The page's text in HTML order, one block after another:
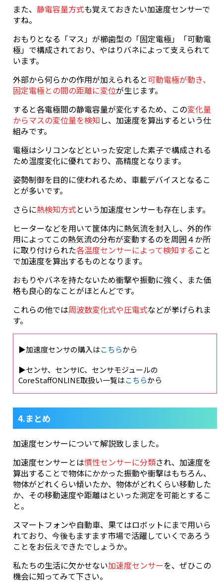
また、 静電容量方式も覚えておきたい加速度センサーで
すね。
おもりとなる「マス」が櫛歯型の「固定電極」「可動電
極」で構成されており、やはりバネによって支えられて
います。
外部から何らかの作用が加えられると可動電極が動き、
固定電極との間の距離に変位が生じます。
すると各電極間の静電容量が変化するため、この変化量
からマスの変位量を検知し、加速度を算出するという仕
組みです。
電極はシリコンなどといった安定した素子で構成される
ため温度変化に優れており、高精度となります。
姿勢制御を目的に使われるため、車載デバイスとなるこ
とが多いです。
さらに熱検知方式という加速度センサーも存在します。
ヒーターなどを用いて筐体内に熱気流を封入し、外的作
用によってこの熱気流の分布が変動するのを周囲４か所
に取り付けられた各温度センサーによって検知すること
で加速度を算出するものとなります。
おもりやバネを持たないため衝撃や振動に強く、また価
格も良心的なことがほとんどです。
これらの他では周波数変化式や圧電式などが挙げられま
す。
▶加速度センサの購入はこちらから
▶センサ、センサIC、センサモジュールの
CoreStaffONLINE取扱い一覧はこちらから
4.まとめ
加速度センサーについて解説致しました。
加速度センサーとは慣性センサーに分類され、加速度を
算出することで物体にかかった振動や衝撃はもちろん、
物体がどれくらい傾いたか、物体がどれくらい移動した
か、その移動速度や距離はといった測定を可能とするこ
と。
スマートフォンや自動車、果てはロボットにまで用いら
れており、今後もますます市場で活躍していくであろう
ことをお伝えできたでしょうか。
私たちの生活に欠かせない加速度センサーを、ぜひこの
機会に知ってみて下さい。